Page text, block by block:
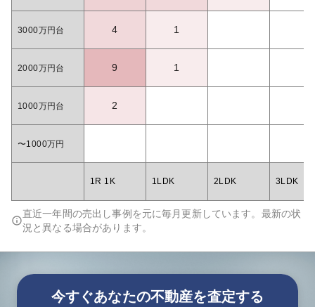
3000万円台 4 1
2000万円台 9 1
1000万円台 2
〜1000万円
1R 1K 1LDK 2LDK 3LDK
直近一年間の売出し事例を元に毎月更新しています。最新の状
況と異なる場合があります。
今すぐあなたの不動産を査定する